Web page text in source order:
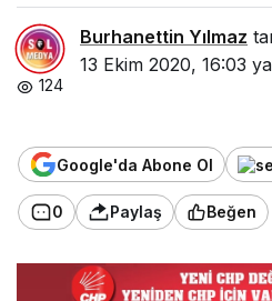
Burhanettin Yılmaz
13 Ekim 2020, 16:03
124
Google'da Abone Ol
0 Paylaş Beğen